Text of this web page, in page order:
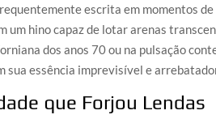
escrita em momentos
um hino capaz de lotar arenas
dos anos 70 ou na pulsação
sua essência imprevisível e
que Forjou Lendas